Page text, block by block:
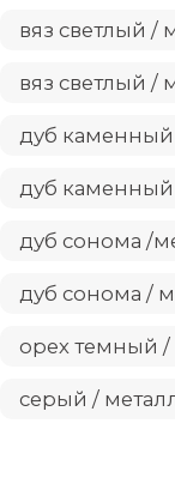
дуб
дуб сонома
дуб сонома